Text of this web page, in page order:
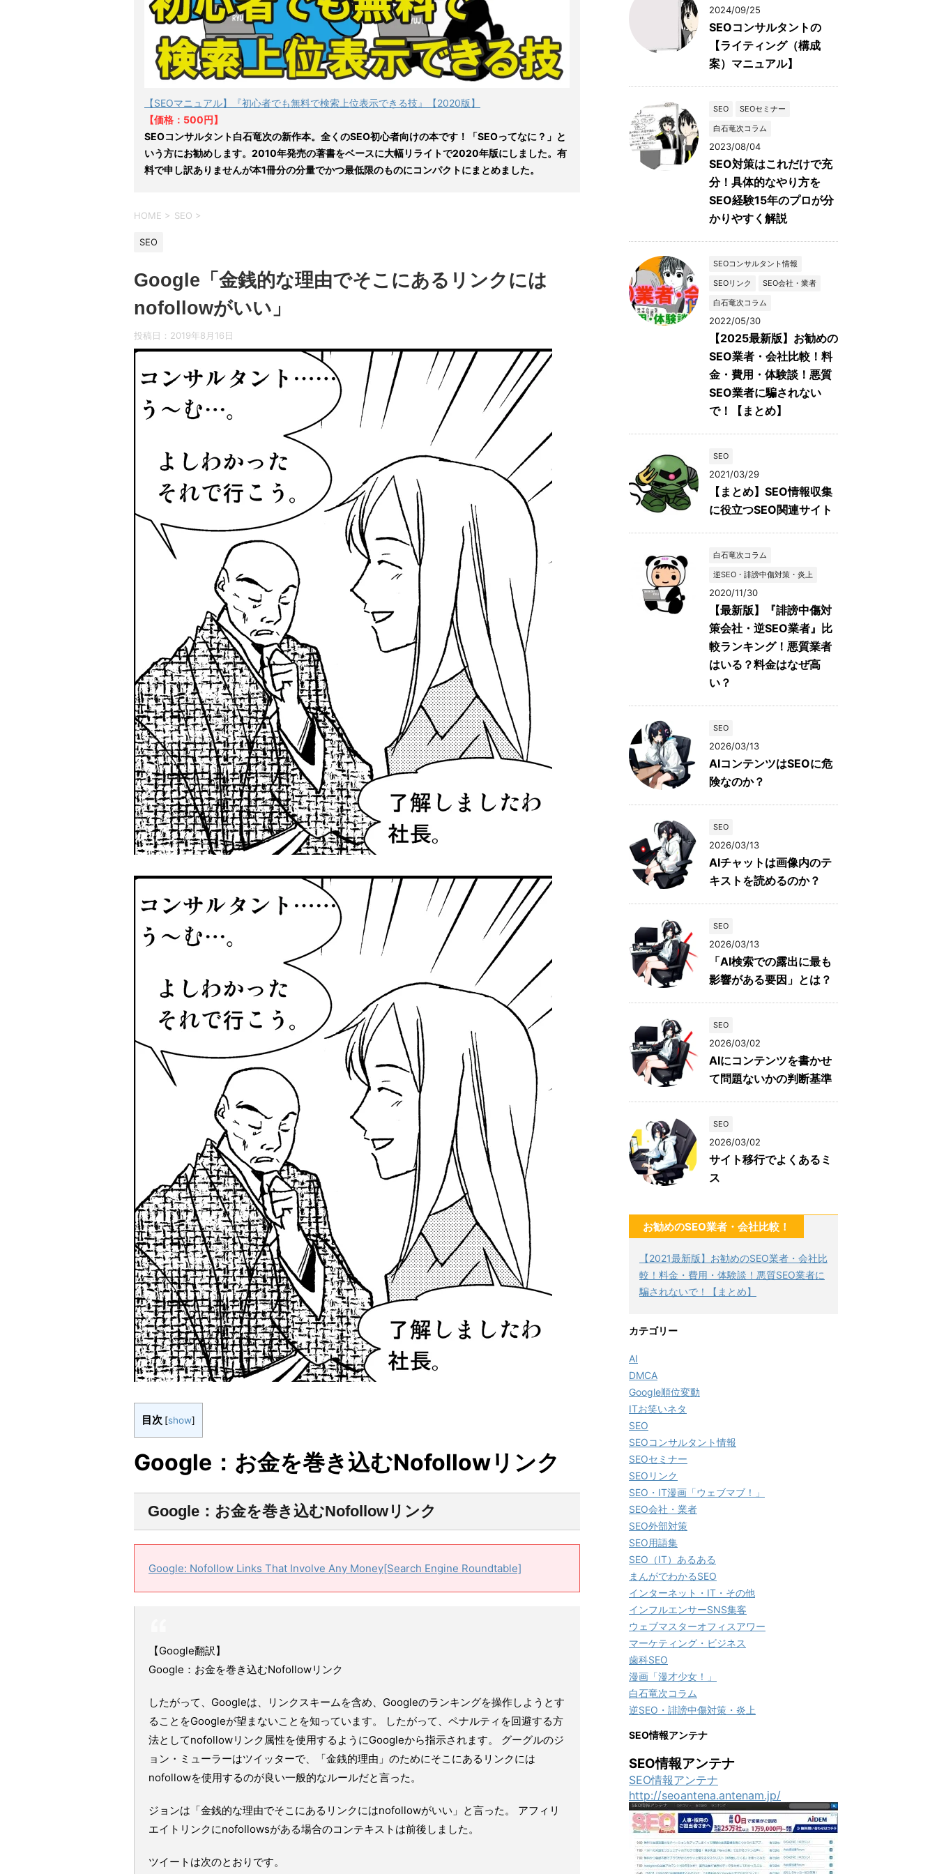
【SEOマニュアル】『初心者でも無料で検索上位表示できる技』【2020版】
【価格：500円】
SEOコンサルタント白石竜次の新作本。全くのSEO初心者向けの本です！「SEOってなに？」と
いう方にお勧めします。2010年発売の著書をベースに大幅リライトで2020年版にしました。有
料で申し訳ありませんが本1冊分の分量でかつ最低限のものにコンパクトにまとめました。
HOME > SEO >
SEO
Google「金銭的な理由でそこにあるリンクには
nofollowがいい」
投稿日： 2019年8月16日
目次 [show]
Google：お金を巻き込むNofollowリンク
Google：お金を巻き込むNofollowリンク
Google: Nofollow Links That Involve Any Money[Search Engine Roundtable]
【Google翻訳】
Google：お金を巻き込むNofollowリンク
したがって、Googleは、リンクスキームを含め、Googleのランキングを操作しようとす
ることをGoogleが望まないことを知っています。 したがって、ペナルティを回避する方
法としてnofollowリンク属性を使用するようにGoogleから指示されます。 グーグルのジ
ョン・ミューラーはツイッターで、「金銭的理由」のためにそこにあるリンクには
nofollowを使用するのが良い一般的なルールだと言った。
ジョンは「金銭的な理由でそこにあるリンクにはnofollowがいい」と言った。 アフィリ
エイトリンクにnofollowsがある場合のコンテキストは前後しました。
ツイートは次のとおりです。
2024/09/25
SEOコンサルタントの
【ライティング（構成
案）マニュアル】
SEO
SEOセミナー
白石竜次コラム
2023/08/04
SEO対策はこれだけで充
分！具体的なやり方を
SEO経験15年のプロが分
かりやすく解説
SEOコンサルタント情報
SEOリンク
SEO会社・業者
白石竜次コラム
2022/05/30
【2025最新版】お勧めの
SEO業者・会社比較！料
金・費用・体験談！悪質
SEO業者に騙されない
で！【まとめ】
SEO
2021/03/29
【まとめ】SEO情報収集
に役立つSEO関連サイト
白石竜次コラム
逆SEO・誹謗中傷対策・炎上
2020/11/30
【最新版】『誹謗中傷対
策会社・逆SEO業者』比
較ランキング！悪質業者
はいる？料金はなぜ高
い？
SEO
2026/03/13
AIコンテンツはSEOに危
険なのか？
SEO
2026/03/13
AIチャットは画像内のテ
キストを読めるのか？
SEO
2026/03/13
「AI検索での露出に最も
影響がある要因」とは？
SEO
2026/03/02
AIにコンテンツを書かせ
て問題ないかの判断基準
SEO
2026/03/02
サイト移行でよくあるミ
ス
お勧めのSEO業者・会社比較！
【2021最新版】お勧めのSEO業者・会社比
較！料金・費用・体験談！悪質SEO業者に
騙されないで！【まとめ】
カテゴリー
AI
DMCA
Google順位変動
ITお笑いネタ
SEO
SEOコンサルタント情報
SEOセミナー
SEOリンク
SEO・IT漫画「ウェブマブ！」
SEO会社・業者
SEO外部対策
SEO用語集
SEO（IT）あるある
まんがでわかるSEO
インターネット・IT・その他
インフルエンサーSNS集客
ウェブマスターオフィスアワー
マーケティング・ビジネス
歯科SEO
漫画「漫才少女！」
白石竜次コラム
逆SEO・誹謗中傷対策・炎上
SEO情報アンテナ
SEO情報アンテナ
SEO情報アンテナ
http://seoantena.antenam.jp/